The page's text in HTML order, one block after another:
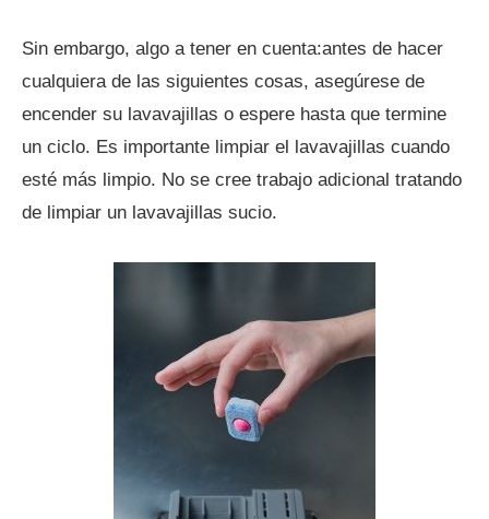
Sin embargo, algo a tener en cuenta:antes de hacer
cualquiera de las siguientes cosas, asegúrese de
encender su lavavajillas o espere hasta que termine
un ciclo. Es importante limpiar el lavavajillas cuando
esté más limpio. No se cree trabajo adicional tratando
de limpiar un lavavajillas sucio.